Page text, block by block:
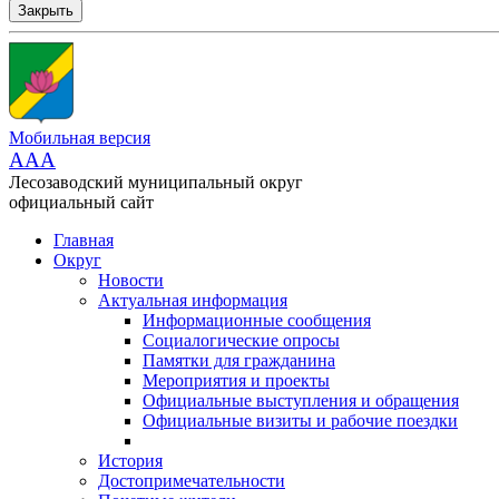
Закрыть
Мобильная версия
AAA
Лесозаводский муниципальный округ
официальный сайт
Главная
Округ
Новости
Актуальная информация
Информационные сообщения
Социалогические опросы
Памятки для гражданина
Мероприятия и проекты
Официальные выступления и обращения
Официальные визиты и рабочие поездки
История
Достопримечательности